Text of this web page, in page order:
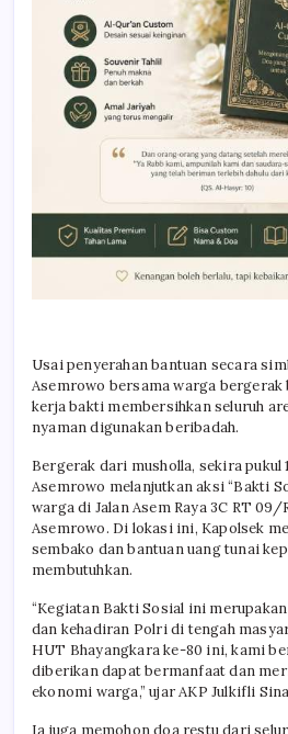
Usai penyerahan bantuan secara
Asemrowo bersama warga bergerak
kerja bakti membersihkan seluruh
nyaman digunakan beribadah.
Bergerak dari musholla, sekira pukul
Asemrowo melanjutkan aksi “Bakti
warga di Jalan Asem Raya 3C RT 09/
Asemrowo. Di lokasi ini, Kapolsek
sembako dan bantuan uang tunai
membutuhkan.
“Kegiatan Bakti Sosial ini
dan kehadiran Polri di tengah
HUT Bhayangkara ke-80 ini, kami
diberikan dapat bermanfaat dan
ekonomi warga,” ujar AKP Julkifli
Ia juga memohon doa restu dari